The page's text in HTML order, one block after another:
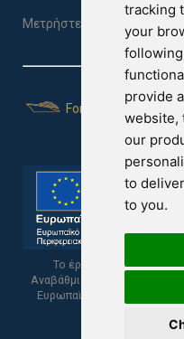
tracking
your
provide
website,
our
to
to you.
Μετρήστε την ποιότητα
For Yachts
Το έργο υποβλήθηκε
Αναβάθμισης των
Ευρωπαϊκό Ταμείο